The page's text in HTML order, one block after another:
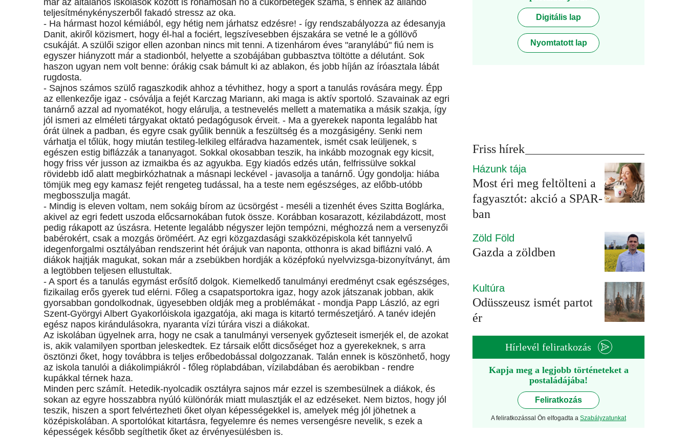
már az általános iskolások között is rohamosan nő a cukorbetegek száma, s ennek az állandó
teljesítménykényszerből fakadó stressz az oka.
- Ha hármast hozol kémiából, egy hétig nem járhatsz edzésre! - így rendszabályozza az édesanyja
Danit, akiről közismert, hogy él-hal a fociért, legszívesebben éjszakára se vetné le a góllövő
csukáját. A szülői szigor ellen azonban nincs mit tenni. A tizenhárom éves "aranylábú" fiú nem is
egyszer hiányzott már a stadionból, helyette a szobájában gubbasztva töltötte a délutánt. Sok
haszon ugyan nem volt benne: órákig csak bámult ki az ablakon, és jobb híján az íróasztala lábát
rugdosta.
- Sajnos számos szülő ragaszkodik ahhoz a tévhithez, hogy a sport a tanulás rovására megy. Épp
az ellenkezője igaz - csóválja a fejét Karczag Mariann, aki maga is aktív sportoló. Szavainak az egri
tanárnő azzal ad nyomatékot, hogy elárulja, a testnevelés mellett a matematika a másik szakja, így
jól ismeri az elméleti tárgyakat oktató pedagógusok érveit. - Ma a gyerekek naponta legalább hat
órát ülnek a padban, és egyre csak gyűlik bennük a feszültség és a mozgásigény. Senki nem
várhatja el tőlük, hogy miután testileg-lelkileg elfáradva hazamentek, ismét csak leüljenek, s
egészen estig biflázzák a tananyagot. Sokkal okosabban teszik, ha inkább mozognak egy kicsit,
hogy friss vér jusson az izmaikba és az agyukba. Egy kiadós edzés után, felfrissülve sokkal
rövidebb idő alatt megbirkózhatnak a másnapi leckével - javasolja a tanárnő. Úgy gondolja: hiába
tömjük meg egy kamasz fejét rengeteg tudással, ha a teste nem egészséges, az előbb-utóbb
megbosszulja magát.
- Mindig is eleven voltam, nem sokáig bírom az ücsörgést - meséli a tizenhét éves Szitta Boglárka,
akivel az egri fedett uszoda előcsarnokában futok össze. Korábban kosarazott, kézilabdázott, most
pedig rákapott az úszásra. Hetente legalább négyszer lejön tempózni, méghozzá nem a versenyzői
babérokért, csak a mozgás öröméért. Az egri közgazdasági szakközépiskola két tannyelvű
idegenforgalmi osztályában rendszerint hét órájuk van naponta, otthonra is akad biflázni való. A
diákok hajtják magukat, sokan már a zsebükben hordják a középfokú nyelvvizsga-bizonyítványt, ám
a legtöbben teljesen ellustultak.
- A sport és a tanulás egymást erősítő dolgok. Kiemelkedő tanulmányi eredményt csak egészséges,
fizikailag erős gyerek tud elérni. Főleg a csapatsportokra igaz, hogy azok játszanak jobban, akik
gyorsabban gondolkodnak, ügyesebben oldják meg a problémákat - mondja Papp László, az egri
Szent-Györgyi Albert Gyakorlóiskola igazgatója, aki maga is kitartó természetjáró. A tanév idején
egész napos kirándulásokra, nyaranta vízi túrára viszi a diákokat.
Az iskolában ügyelnek arra, hogy ne csak a tanulmányi versenyek győzteseit ismerjék el, de azokat
is, akik valamilyen sportban jeleskedtek. Ez társaik előtt dicsőséget hoz a gyerekeknek, s arra
ösztönzi őket, hogy továbbra is teljes erőbedobással dolgozzanak. Talán ennek is köszönhető, hogy
az iskola tanulói a diákolimpiákról - főleg röplabdában, vízilabdában és aerobikban - rendre
kupákkal térnek haza.
Minden perc számít. Hetedik-nyolcadik osztályra sajnos már ezzel is szembesülnek a diákok, és
sokan az egyre hosszabbra nyúló különórák miatt mulasztják el az edzéseket. Nem biztos, hogy jól
teszik, hiszen a sport felvértezheti őket olyan képességekkel is, amelyek még jól jöhetnek a
középiskolában. A sportolókat kitartásra, fegyelemre és nemes versengésre nevelik, s ezek a
képességek később segíthetik őket az érvényesülésben is.
Digitális lap
Nyomtatott lap
Friss hírek
Házunk tája
Most éri meg feltölteni a
fagyasztót: akció a SPAR-
ban
Zöld Föld
Gazda a zöldben
Kultúra
Odüsszeusz ismét partot
ér
Hírlevél feliratkozás
Kapja meg a legjobb történeteket a
postaládájába!
Feliratkozás
A feliratkozással Ön elfogadta a Szabályzatunkat